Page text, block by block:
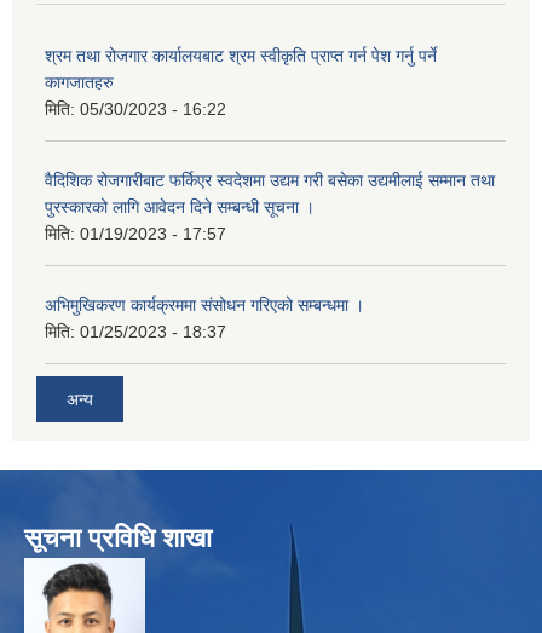
श्रम तथा रोजगार कार्यालयबाट श्रम स्वीकृति प्राप्त गर्न पेश गर्नु पर्ने
कागजातहरु
मिति: 05/30/2023 - 16:22
वैदिशिक रोजगारीबाट फर्किएर स्वदेशमा उद्यम गरी बसेका उद्यमीलाई सम्मान तथा
पुरस्कारको लागि आवेदन दिने सम्बन्धी सूचना ।
मिति: 01/19/2023 - 17:57
अभिमुखिकरण कार्यक्रममा संसोधन गरिएको सम्बन्धमा ।
मिति: 01/25/2023 - 18:37
अन्य
सूचना प्रविधि शाखा